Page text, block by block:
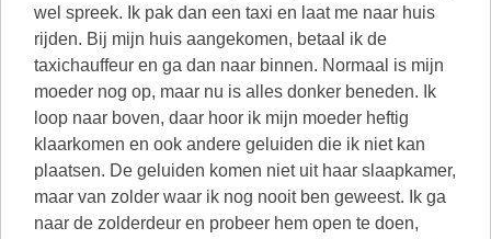
wel spreek. Ik pak dan een taxi en laat me naar huis
rijden. Bij mijn huis aangekomen, betaal ik de
taxichauffeur en ga dan naar binnen. Normaal is mijn
moeder nog op, maar nu is alles donker beneden. Ik
loop naar boven, daar hoor ik mijn moeder heftig
klaarkomen en ook andere geluiden die ik niet kan
plaatsen. De geluiden komen niet uit haar slaapkamer,
maar van zolder waar ik nog nooit ben geweest. Ik ga
naar de zolderdeur en probeer hem open te doen,